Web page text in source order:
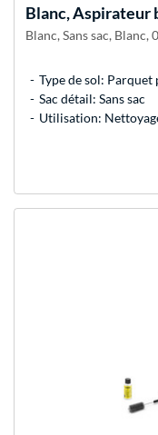
Blanc, Aspirateur
Blanc, Sans sac, Blanc,
Type de sol:
Sac détail: Sans sac
Utilisation: